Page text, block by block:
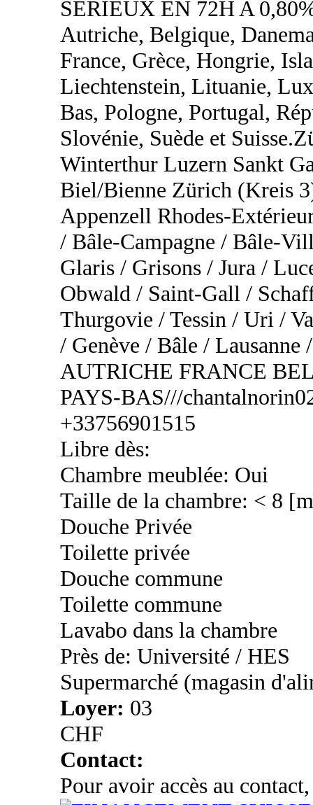
SÉRIEUX EN 72H A
Autriche, Belgique,
France, Grèce, Hongrie,
Liechtenstein, Lituanie,
Bas, Pologne, Portugal,
Slovénie, Suède et
Winterthur Luzern Sankt
Biel/Bienne Zürich (Kreis
Appenzell Rhodes-
/ Bâle-Campagne / Bâle-
Glaris / Grisons / Jura /
Obwald / Saint-Gall /
Thurgovie / Tessin / Uri /
/ Genève / Bâle /
AUTRICHE FRANCE
PAYS-BAS///
+33756901515
Libre dès:
Chambre meublée: Oui
Taille de la chambre: < 8
Douche Privée
Toilette privée
Douche commune
Toilette commune
Lavabo dans la chambre
Près de: Université / HES
Supermarché (magasin
Loyer: 03
CHF
Contact:
Pour avoir accès au